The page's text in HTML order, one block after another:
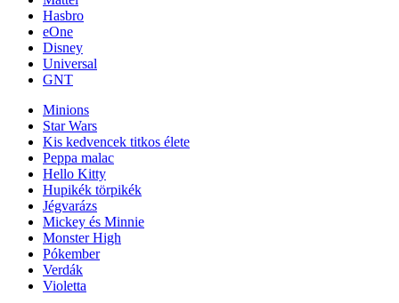
Hasbro
eOne
Disney
Universal
GNT
Minions
Star Wars
Kis kedvencek titkos élete
Peppa malac
Hello Kitty
Hupikék törpikék
Jégvarázs
Mickey és Minnie
Monster High
Pókember
Verdák
Violetta